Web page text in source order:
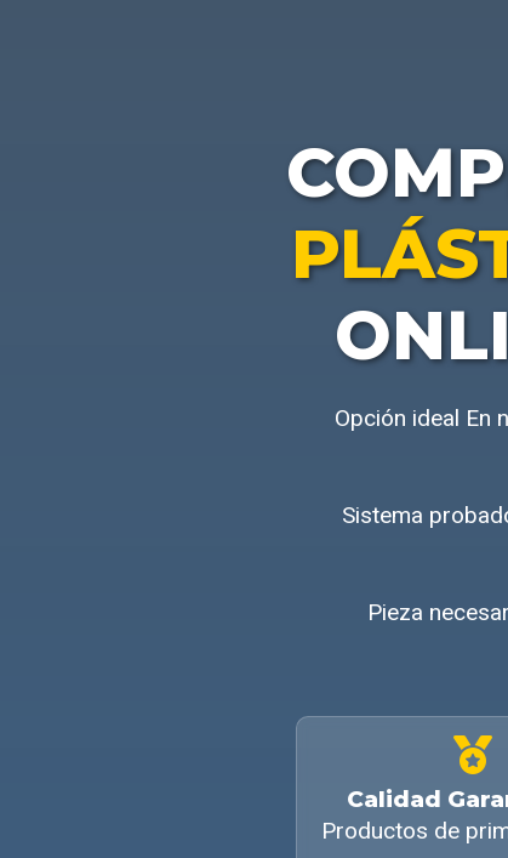
Opción ideal En
Sistema
Pieza
Calidad
Productos de